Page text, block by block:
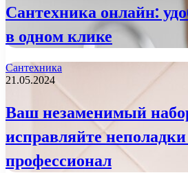
Сантехника онлайн:
в одном клике
Сантехника
21.05.2024
Ваш незаменимый
исправляйте
профессионал